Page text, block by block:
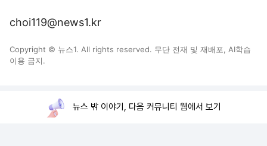
choi119@news1.kr
Copyright © 뉴스1. All rights reserved. 무단 전재 및 재배포, AI학습
이용 금지.
뉴스 밖 이야기, 다음 커뮤니티 웹에서 보기